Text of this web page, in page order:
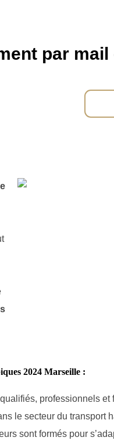
par mail
2024 Marseille :
professionnels
le secteur du transport
sont formés pour